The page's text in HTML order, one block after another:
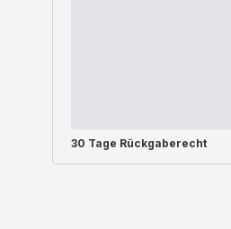
30 Tage Rückgaberecht